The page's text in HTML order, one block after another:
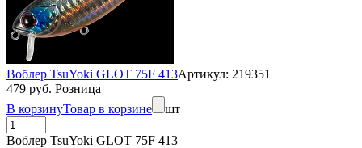
Воблер TsuYoki GLOT 75F 413Артикул: 219351
479 руб. Розница
В корзинуТовар в корзине шт
Воблер TsuYoki GLOT 75F 413